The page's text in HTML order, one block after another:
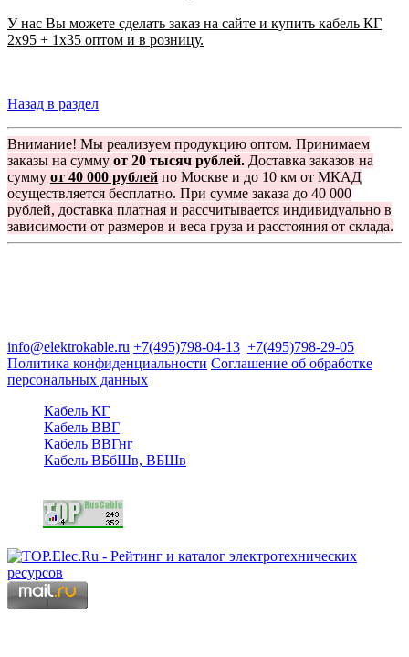
У нас Вы можете сделать заказ на сайте и купить кабель КГ
2x95 + 1x35 оптом и в розницу.
Назад в раздел
Внимание! Мы реализуем продукцию оптом. Принимаем
заказы на сумму от 20 тысяч рублей. Доставка заказов на
сумму от 40 000 рублей по Москве и до 10 км от МКАД
осуществляется бесплатно. При сумме заказа до 40 000
рублей, доставка платная и рассчитывается индивидуально в
зависимости от размеров и веса груза и расстояния от склада.
info@elektrokable.ru +7(495)798-04-13 +7(495)798-29-05
Политика конфиденциальности Соглашение об обработке
персональных данных
Кабель КГ
Кабель ВВГ
Кабель ВВГнг
Кабель ВБбШв, ВБШв